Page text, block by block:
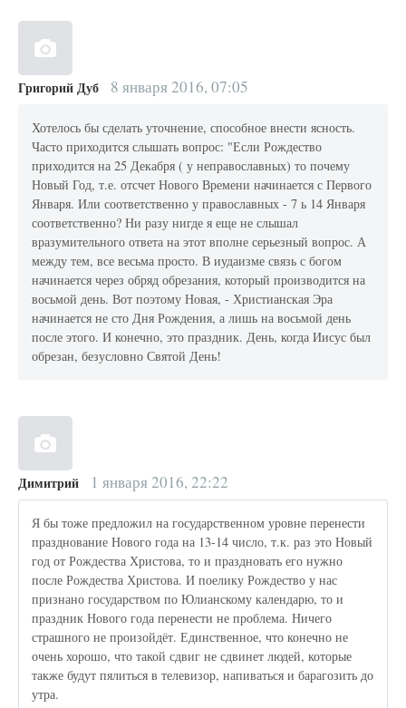
Григорий Дуб 8 января 2016, 07:05
Хотелось бы сделать уточнение, способное внести ясность.
Часто приходится слышать вопрос: "Если Рождество
приходится на 25 Декабря ( у неправославных) то почему
Новый Год, т.е. отсчет Нового Времени начинается с Первого
Января. Или соответственно у православных - 7 ь 14 Января
соответственно? Ни разу нигде я еще не слышал
вразумительного ответа на этот вполне серьезный вопрос. А
между тем, все весьма просто. В иудаизме связь с богом
начинается через обряд обрезания, который производится на
восьмой день. Вот поэтому Новая, - Христианская Эра
начинается не сто Дня Рождения, а лишь на восьмой день
после этого. И конечно, это праздник. День, когда Иисус был
обрезан, безусловно Святой День!
Димитрий 1 января 2016, 22:22
Я бы тоже предложил на государственном уровне перенести
празднование Нового года на 13-14 число, т.к. раз это Новый
год от Рождества Христова, то и праздновать его нужно
после Рождества Христова. И поелику Рождество у нас
признано государством по Юлианскому календарю, то и
праздник Нового года перенести не проблема. Ничего
страшного не произойдёт. Единственное, что конечно не
очень хорошо, что такой сдвиг не сдвинет людей, которые
также будут пялиться в телевизор, напиваться и барагозить до
утра.